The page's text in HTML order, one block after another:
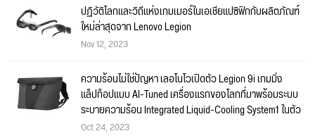
ปฏิวัติโลกและวิถีแห่งเกมเมอร์ในเอเชียแปซิฟิกกับผลิตภัณฑ์
ใหม่ล่าสุดจาก Lenovo Legion
Nov 12, 2023
ความร้อนไม่ใช่ปัญหา เลอโนโวเปิดตัว Legion 9i เกมมิ่ง
แล็ปท็อปแบบ AI-Tuned เครื่องแรกของโลกที่มาพร้อมระบบ
ระบายความร้อน Integrated Liquid-Cooling System1 ในตัว
Oct 24, 2023